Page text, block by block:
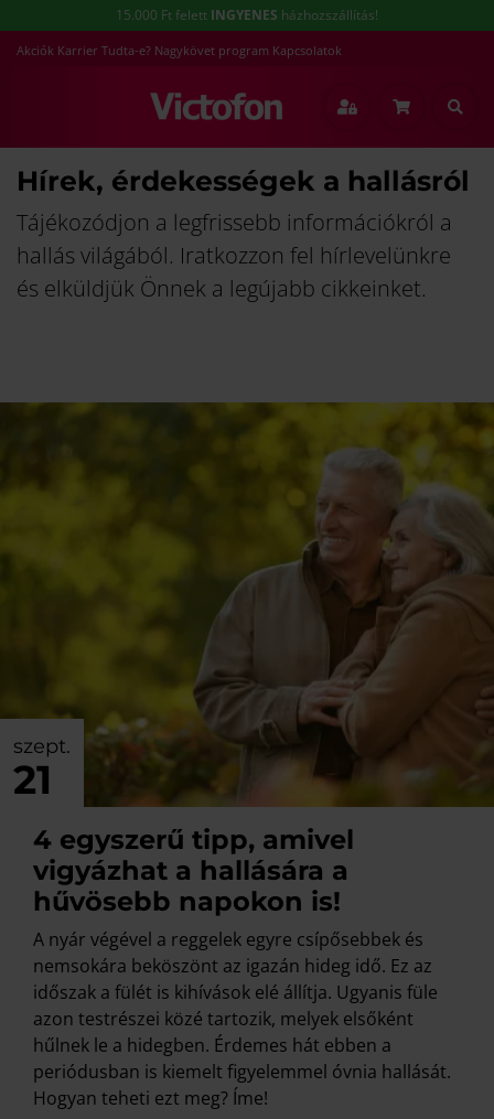
15.000 Ft felett INGYENES házhozszállítás!
Akciók Karrier Tudta-e? Nagykövet program Kapcsolatok
Hírek, érdekességek a hallásról
Tájékozódjon a legfrissebb információkról a
hallás világából. Iratkozzon fel hírlevelünkre
és elküldjük Önnek a legújabb cikkeinket.
szept.
21
4 egyszerű tipp, amivel
vigyázhat a hallására a
hűvösebb napokon is!
A nyár végével a reggelek egyre csípősebbek és
nemsokára beköszönt az igazán hideg idő. Ez az
időszak a fülét is kihívások elé állítja. Ugyanis füle
azon testrészei közé tartozik, melyek elsőként
hűlnek le a hidegben. Érdemes hát ebben a
periódusban is kiemelt figyelemmel óvnia hallását.
Hogyan teheti ezt meg? Íme!